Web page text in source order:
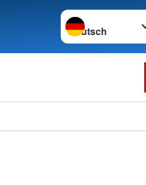
Sprache wechseln zu